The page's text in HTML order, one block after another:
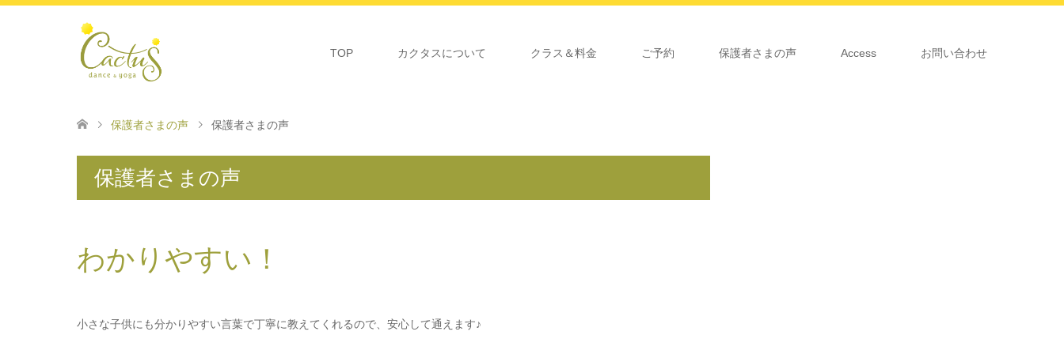
TOP カクタスについて クラス＆料金 ご予約 保護者さまの声 Access お問い合わせ
保護者さまの声 保護者さまの声
保護者さまの声
わかりやすい！
小さな子供にも分かりやすい言葉で丁寧に教えてくれるので、安心して通えます♪